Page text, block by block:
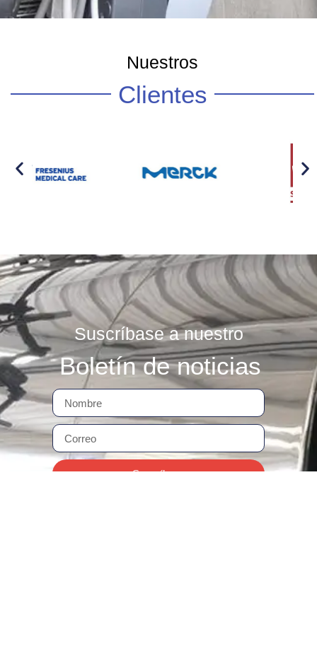
Nuestros
Clientes
Suscríbase a nuestro
Boletín de noticias
Suscríbase